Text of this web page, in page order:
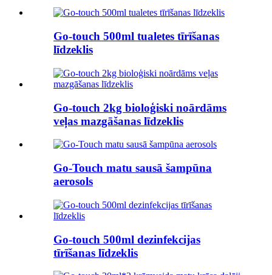
Go-touch 500ml tualetes tīrīšanas
līdzeklis
Go-touch 2kg bioloģiski noārdāms
veļas mazgāšanas līdzeklis
Go-Touch matu sausā šampūna
aerosols
Go-touch 500ml dezinfekcijas
tīrīšanas līdzeklis